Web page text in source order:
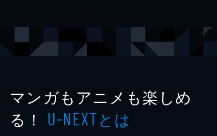
マンガもアニメも楽しめ
る！ U-NEXTとは